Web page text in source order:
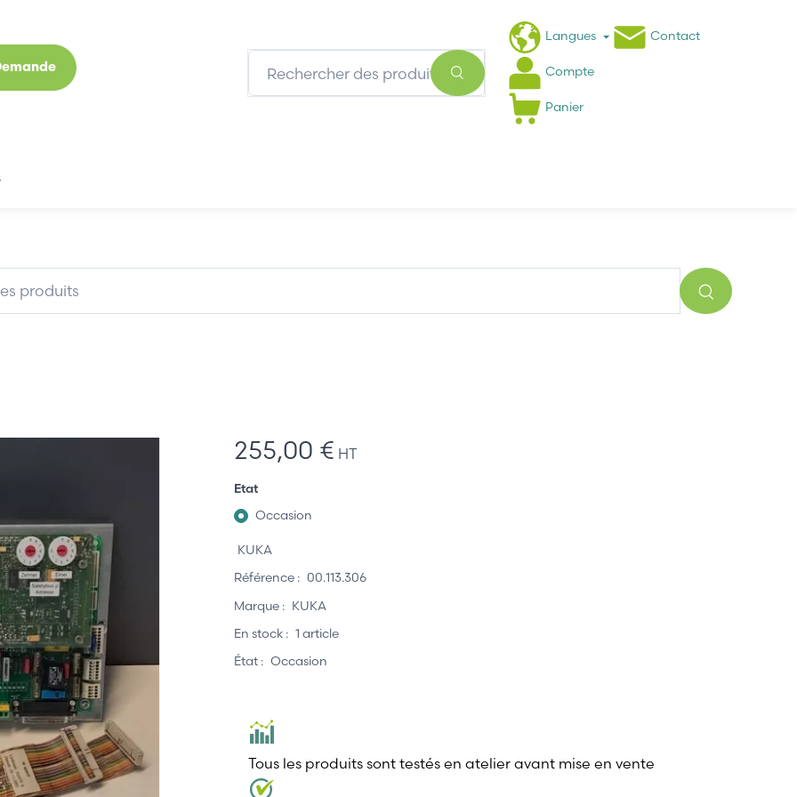
Langues Contact
Compte
Panier
255,00 € HT
Etat
Occasion
KUKA
Référence : 00.113.306
Marque : KUKA
En stock : 1 article
État : Occasion
Tous les produits sont testés en atelier avant mise en vente